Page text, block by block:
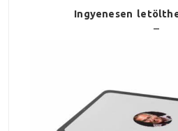
Ingyenesen